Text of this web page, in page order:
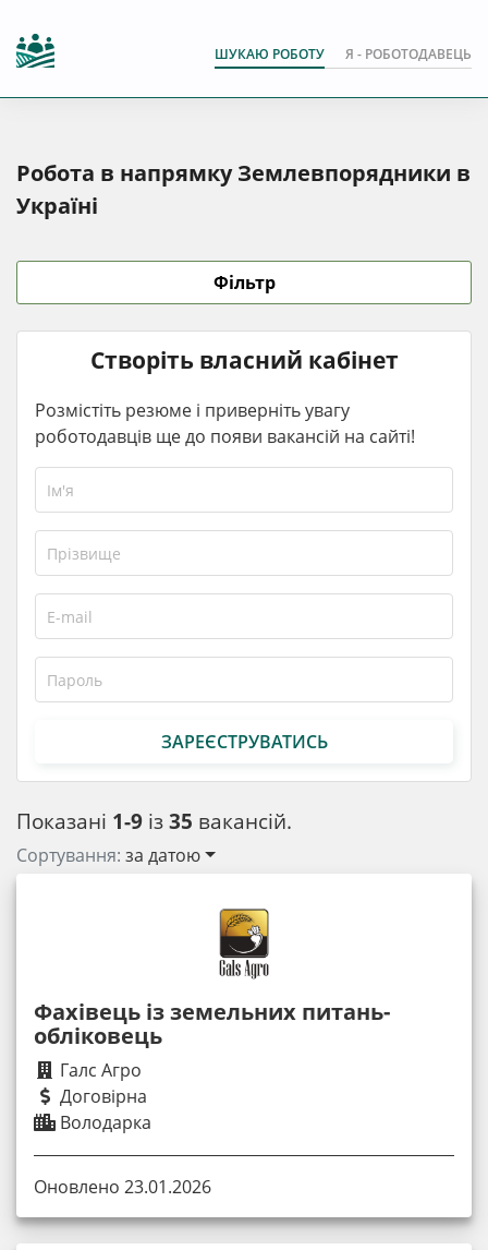
ШУКАЮ РОБОТУ Я - РОБОТОДАВЕЦЬ
Робота в напрямку Землевпорядники в
Україні
Показані 1-9 із35 вакансій.
Сортування: за датою
Фахівець із земельних питань-
обліковець
Галс Агро
Договірна
Володарка
Оновлено 23.01.2026
Фільтр
Створіть власний кабінет
Розмістіть резюме і приверніть увагу
роботодавців ще до появи вакансій на сайті!
ЗАРЕЄСТРУВАТИСЬ